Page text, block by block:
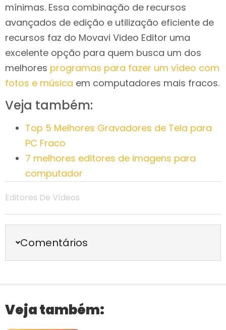
mínimas. Essa combinação de recursos
avançados de edição e utilização eficiente de
recursos faz do Movavi Video Editor uma
excelente opção para quem busca um dos
melhores programas para fazer um vídeo com
fotos e música em computadores mais fracos.
Veja também:
Top 5 Melhores Gravadores de Tela para
PC Fraco
7 melhores editores de imagens para
computador
Editores De Vídeos
Comentários
Veja também: